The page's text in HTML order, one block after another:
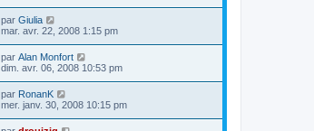
par Giulia
mar. avr. 22, 2008 1:15 pm
par Alan Monfort
dim. avr. 06, 2008 10:53 pm
par RonanK
mer. janv. 30, 2008 10:15 pm